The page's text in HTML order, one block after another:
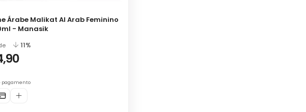
Árabe Malikat Al Arab Feminino
- Manasik
11%
pagamento